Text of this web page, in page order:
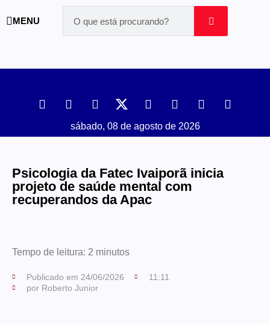
MENU
sábado, 08 de agosto de 2026
Psicologia da Fatec Ivaiporã inicia
projeto de saúde mental com
recuperandos da Apac
Tempo de leitura: 2 minutos
Publicado em 24/06/2026
11:11
por Roberto Junior